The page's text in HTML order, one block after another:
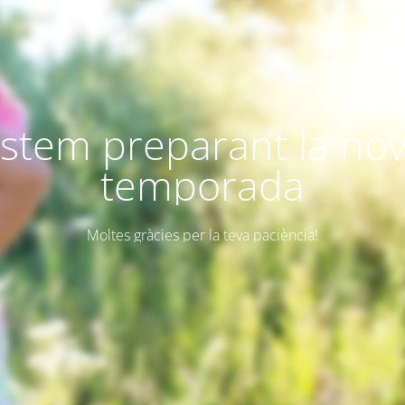
preparant la
temporada
Moltes gràcies per la teva paciència!